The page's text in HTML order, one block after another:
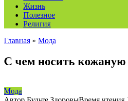
Жизнь
Полезное
Религия
Главная » Мода
С чем носить
Мода